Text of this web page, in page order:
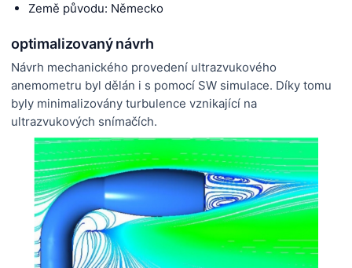
Země původu: Německo
optimalizovaný návrh
Návrh mechanického provedení ultrazvukového
anemometru byl dělán i s pomocí SW simulace. Díky tomu
byly minimalizovány turbulence vznikající na
ultrazvukových snímačích.